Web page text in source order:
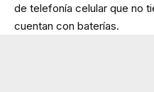
de telefonía celular que no
cuentan con baterías.